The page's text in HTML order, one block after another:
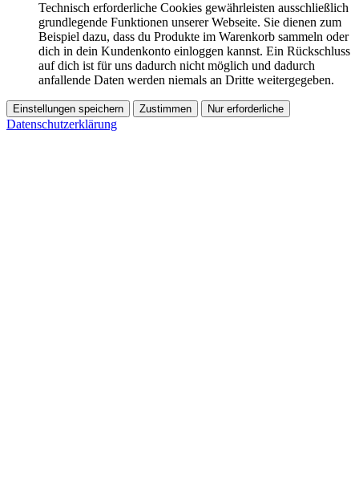
Technisch erforderliche Cookies gewährleisten ausschließlich
grundlegende Funktionen unserer Webseite. Sie dienen zum
Beispiel dazu, dass du Produkte im Warenkorb sammeln oder
dich in dein Kundenkonto einloggen kannst. Ein Rückschluss
auf dich ist für uns dadurch nicht möglich und dadurch
anfallende Daten werden niemals an Dritte weitergegeben.
Einstellungen speichern Zustimmen Nur erforderliche
Datenschutzerklärung